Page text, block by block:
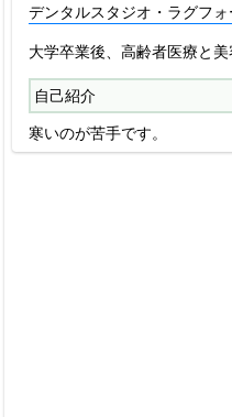
デンタルスタジオ・ラグフ
大学卒業後、高齢者医療と
自己紹介
寒いのが苦手です。